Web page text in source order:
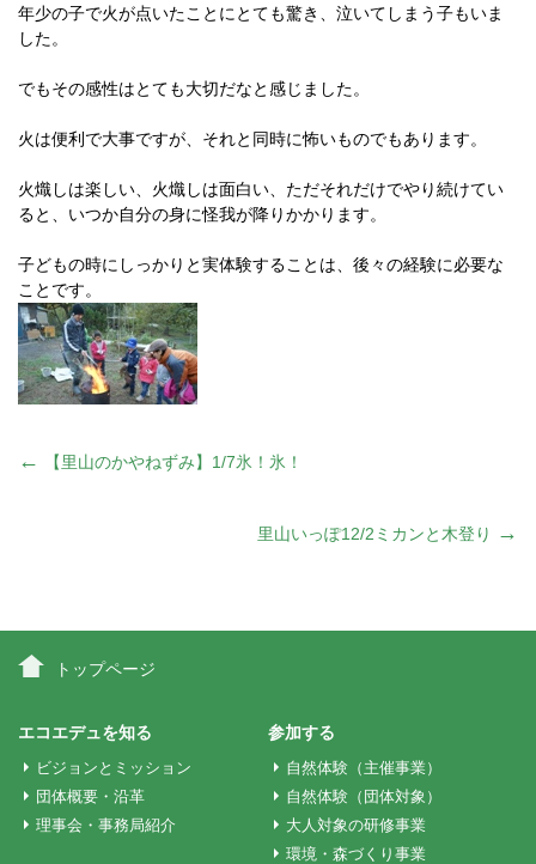
年少の子で火が点いたことにとても驚き、泣いてしまう子もいま
した。
でもその感性はとても大切だなと感じました。
火は便利で大事ですが、それと同時に怖いものでもあります。
火熾しは楽しい、火熾しは面白い、ただそれだけでやり続けてい
ると、いつか自分の身に怪我が降りかかります。
子どもの時にしっかりと実体験することは、後々の経験に必要な
ことです。
投
ビ
ゲ
ー
← 【里山のかやねずみ】1/7氷！氷！
里山いっぽ12/2ミカンと木登り →
トップページ
エコエデュを知る
ビジョンとミッション
団体概要・沿革
理事会・事務局紹介
参加する
自然体験（主催事業）
自然体験（団体対象）
大人対象の研修事業
環境・森づくり事業